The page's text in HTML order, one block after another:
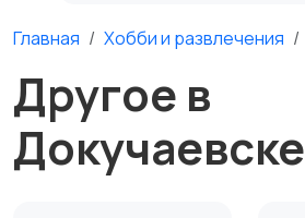
Главная Хобби и развлечения
Другое в
Докучаевске